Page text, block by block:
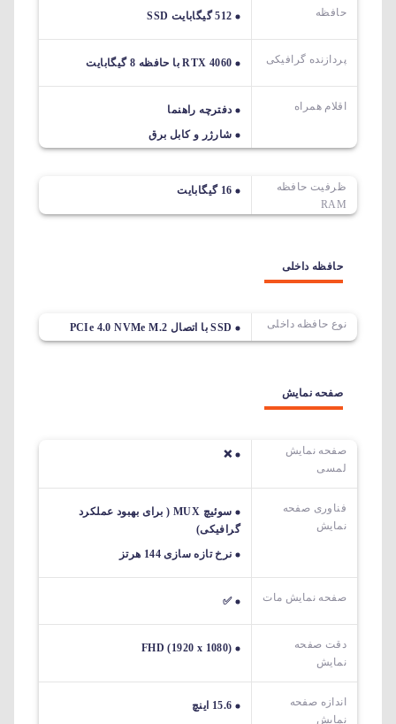
حافظه 512 گیگابایت SSD
پردازنده گرافیکی RTX 4060 با حافظه 8 گیگابایت
اقلام همراه
دفترچه راهنما
شارژر و کابل برق
ظرفیت حافظه
RAM
16 گیگابایت
حافظه داخلی
نوع حافظه داخلی SSD با اتصال PCIe 4.0 NVMe M.2
صفحه نمایش
صفحه نمایش
لمسی
❌
فناوری صفحه
نمایش
سوئیچ MUX ( برای بهبود عملکرد
گرافیکی)
نرخ تازه سازی 144 هرتز
صفحه نمایش مات ✅
دقت صفحه
نمایش
FHD (1920 x 1080)
اندازه صفحه
نمایش
15.6 اینچ